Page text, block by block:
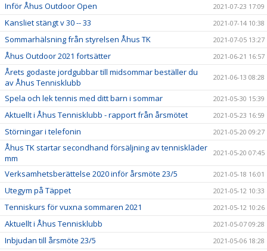
Inför Åhus Outdoor Open 2021-07-23 17:09
Kansliet stängt v 30 -- 33 2021-07-14 10:38
Sommarhälsning från styrelsen Åhus TK 2021-07-05 13:27
Åhus Outdoor 2021 fortsätter 2021-06-21 16:57
Årets godaste jordgubbar till midsommar beställer du
av Åhus Tennisklubb
2021-06-13 08:28
Spela och lek tennis med ditt barn i sommar 2021-05-30 15:39
Aktuellt i Åhus Tennisklubb - rapport från årsmötet 2021-05-23 16:59
Störningar i telefonin 2021-05-20 09:27
Åhus TK startar secondhand försäljning av tenniskläder
mm
2021-05-20 07:45
Verksamhetsberättelse 2020 inför årsmöte 23/5 2021-05-18 16:01
Utegym på Täppet 2021-05-12 10:33
Tenniskurs för vuxna sommaren 2021 2021-05-12 10:26
Aktuellt i Åhus Tennisklubb 2021-05-07 09:28
Inbjudan till årsmöte 23/5 2021-05-06 18:28